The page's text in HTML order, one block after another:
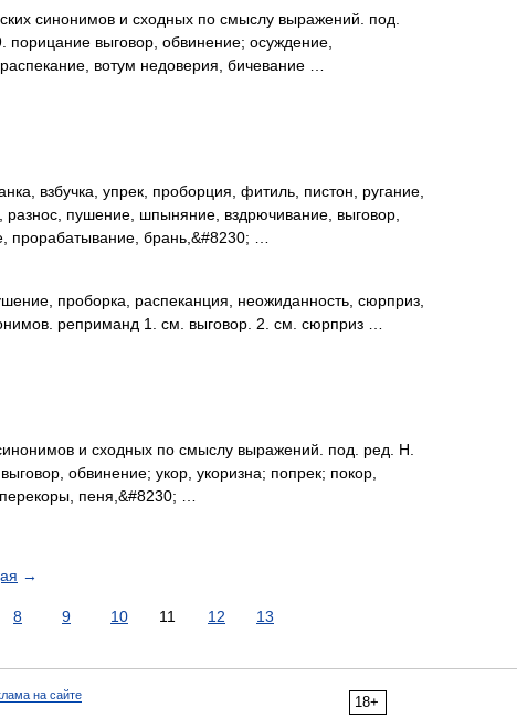
синонимов и сходных по смыслу выражений. под.
выговор, обвинение; осуждение,
вотум недоверия, бичевание …
взбучка, упрек, проборция, фитиль, пистон, ругание,
разнос, пушение, шпыняние, вздрючивание, выговор,
прорабатывание, брань,&#8230; …
проборка, распеканция, неожиданность, сюрприз,
реприманд 1. см. выговор. 2. см. сюрприз …
и сходных по смыслу выражений. под. ред. Н.
обвинение; укор, укоризна; попрек; покор,
пеня,&#8230; …
→
8 9 10 11 12 13
18+
на сайте